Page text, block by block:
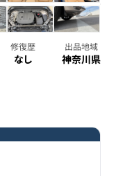
修復歴
なし
出品地域
神奈川県